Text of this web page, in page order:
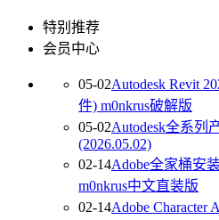
特别推荐
会员中心
05-02Autodesk Revit
件) m0nkrus破解版
05-02Autodesk全系列
(2026.05.02)
02-14Adobe全家桶安
m0nkrus中文直装版
02-14Adobe Character